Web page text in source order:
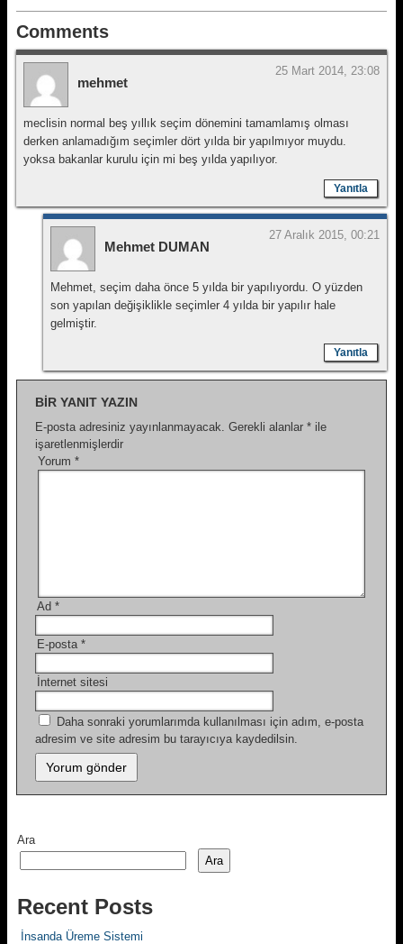
Comments
mehmet
25 Mart 2014, 23:08
meclisin normal beş yıllık seçim dönemini tamamlamış olması
derken anlamadığım seçimler dört yılda bir yapılmıyor muydu.
yoksa bakanlar kurulu için mi beş yılda yapılıyor.
Yanıtla
Mehmet DUMAN
27 Aralık 2015, 00:21
Mehmet, seçim daha önce 5 yılda bir yapılıyordu. O yüzden
son yapılan değişiklikle seçimler 4 yılda bir yapılır hale
gelmiştir.
Yanıtla
BIR YANIT YAZIN
E-posta adresiniz yayınlanmayacak. Gerekli alanlar * ile
işaretlenmişlerdir
Yorum *
Ad *
E-posta *
İnternet sitesi
Daha sonraki yorumlarımda kullanılması için adım, e-posta
adresim ve site adresim bu tarayıcıya kaydedilsin.
Ara
Ara
Recent Posts
İnsanda Üreme Sistemi